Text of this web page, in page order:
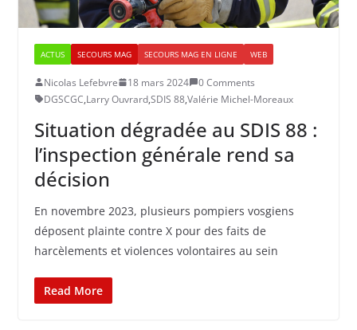
ACTUS SECOURS MAG SECOURS MAG EN LIGNE WEB
Nicolas Lefebvre 18 mars 2024
0 Comments
DGSCGC,Larry Ouvrard,SDIS 88,Valérie Michel-Moreaux
Situation dégradée au SDIS 88 :
l’inspection générale rend sa
décision
En novembre 2023, plusieurs pompiers vosgiens
déposent plainte contre X pour des faits de
harcèlements et violences volontaires au sein
Read More